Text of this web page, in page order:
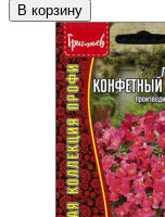
В корзину